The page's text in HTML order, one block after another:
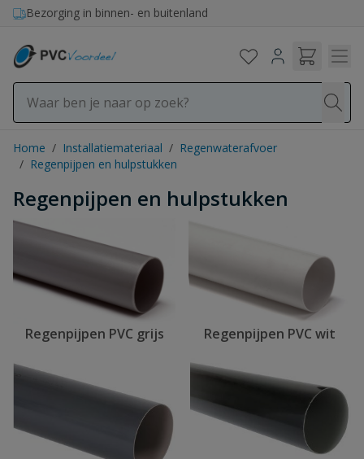
Ga naar de inhoud
Bezorging in binnen- en buitenland
Home / Installatiemateriaal / Regenwaterafvoer
/ Regenpijpen en hulpstukken
Regenpijpen en hulpstukken
Regenpijpen PVC grijs Regenpijpen PVC wit